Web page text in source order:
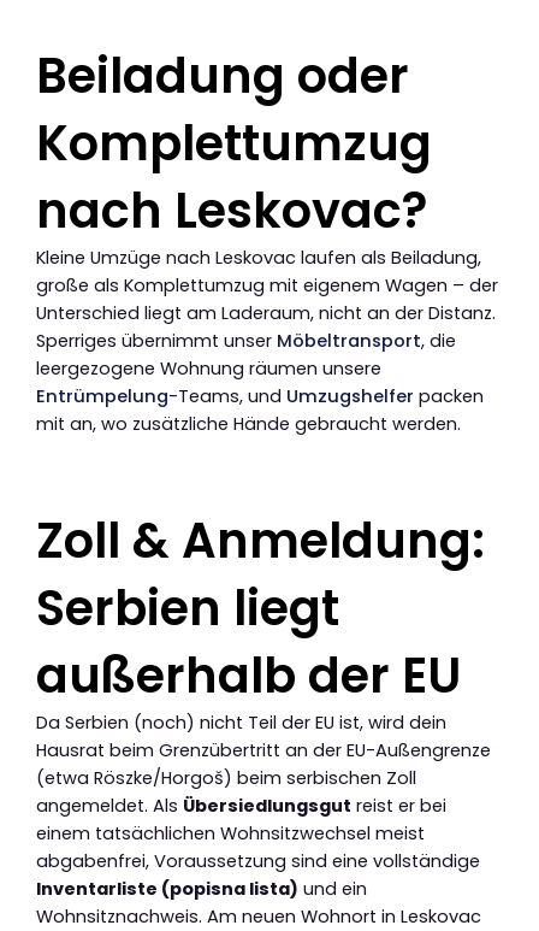
Beiladung oder
Komplettumzug
nach Leskovac?
Kleine Umzüge nach Leskovac laufen als Beiladung,
große als Komplettumzug mit eigenem Wagen – der
Unterschied liegt am Laderaum, nicht an der Distanz.
Sperriges übernimmt unser Möbeltransport, die
leergezogene Wohnung räumen unsere
Entrümpelung-Teams, und Umzugshelfer packen
mit an, wo zusätzliche Hände gebraucht werden.
Zoll & Anmeldung:
Serbien liegt
außerhalb der EU
Da Serbien (noch) nicht Teil der EU ist, wird dein
Hausrat beim Grenzübertritt an der EU-Außengrenze
(etwa Röszke/Horgoš) beim serbischen Zoll
angemeldet. Als Übersiedlungsgut reist er bei
einem tatsächlichen Wohnsitzwechsel meist
abgabenfrei, Voraussetzung sind eine vollständige
Inventarliste (popisna lista) und ein
Wohnsitznachweis. Am neuen Wohnort in Leskovac